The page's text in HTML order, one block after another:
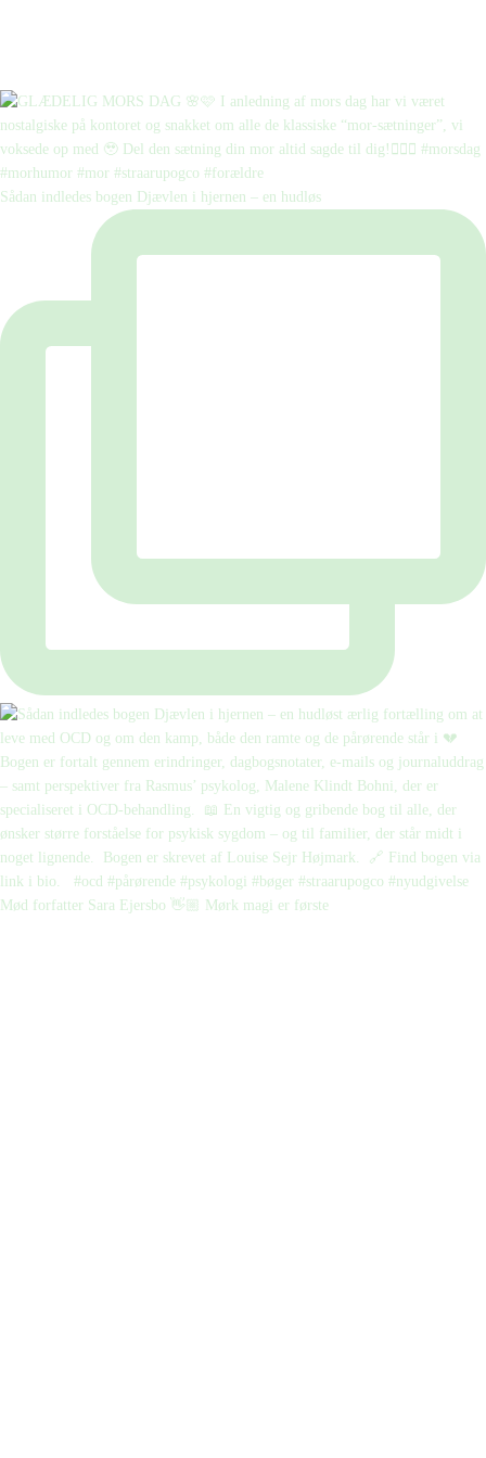
Sådan indledes bogen Djævlen i hjernen – en hudløs
Mød forfatter Sara Ejersbo 👋🏼 Mørk magi er første